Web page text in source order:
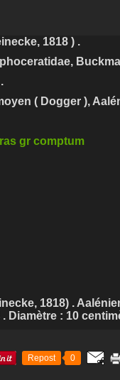
1818 ) .
( Dogger ),
1818) .
Diamètre : 10
Repost 0